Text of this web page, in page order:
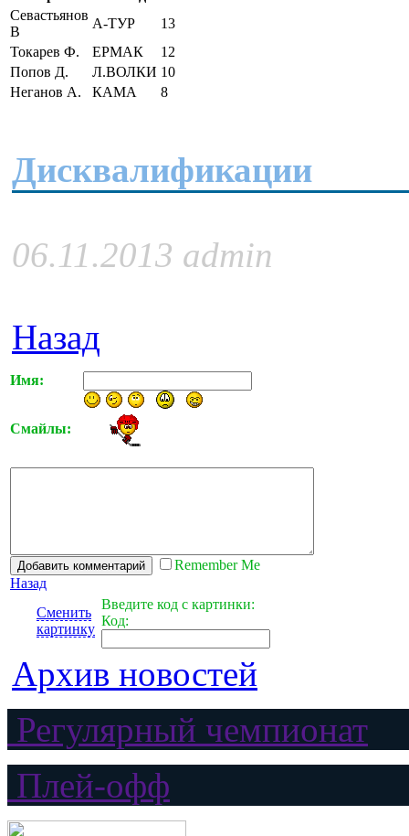
Севастьянов
В
А-ТУР
13
Токарев Ф.
ЕРМАК
12
Попов Д.
Л.ВОЛКИ 10
Неганов А.
КАМА 8
Дисквалификации
06.11.2013 admin
Назад
Имя:
Смайлы:
Remember Me
Назад
Сменить
картинку
Введите код с картинки:
Код:
Архив новостей
Регулярный чемпионат
Плей-офф